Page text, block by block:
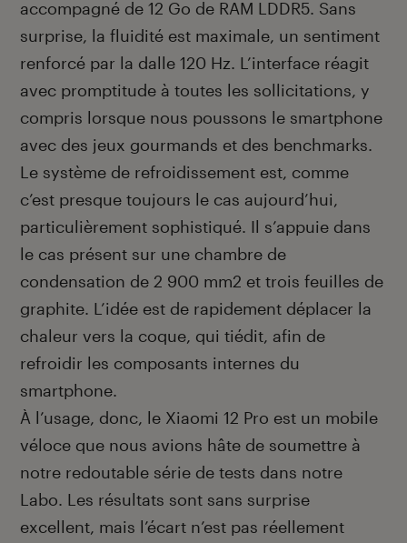
accompagné de 12 Go de RAM LDDR5. Sans
surprise, la fluidité est maximale, un sentiment
renforcé par la dalle 120 Hz. L’interface réagit
avec promptitude à toutes les sollicitations, y
compris lorsque nous poussons le smartphone
avec des jeux gourmands et des benchmarks.
Le système de refroidissement est, comme
c’est presque toujours le cas aujourd’hui,
particulièrement sophistiqué. Il s’appuie dans
le cas présent sur une chambre de
condensation de 2 900 mm2 et trois feuilles de
graphite. L’idée est de rapidement déplacer la
chaleur vers la coque, qui tiédit, afin de
refroidir les composants internes du
smartphone.
À l’usage, donc, le Xiaomi 12 Pro est un mobile
véloce que nous avions hâte de soumettre à
notre redoutable série de tests dans notre
Labo. Les résultats sont sans surprise
excellent, mais l’écart n’est pas réellement